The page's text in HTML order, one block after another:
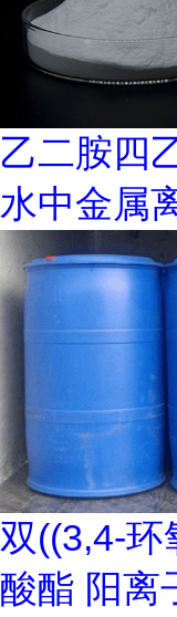
乙二胺四
水中金属
双((3,4-环
酸酯 阳离